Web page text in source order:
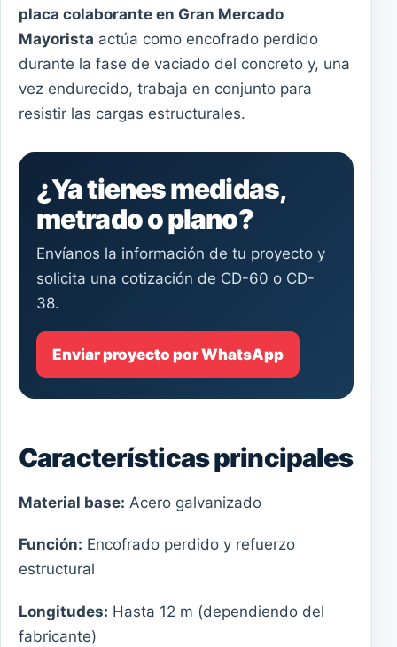
placa colaborante en Gran Mercado
Mayorista actúa como encofrado perdido
durante la fase de vaciado del concreto y, una
vez endurecido, trabaja en conjunto para
resistir las cargas estructurales.
¿Ya tienes medidas,
metrado o plano?
Envíanos la información de tu proyecto y
solicita una cotización de CD-60 o CD-
38.
Enviar proyecto por WhatsApp
Características principales
Material base: Acero galvanizado
Función: Encofrado perdido y refuerzo
estructural
Longitudes: Hasta 12 m (dependiendo del
fabricante)